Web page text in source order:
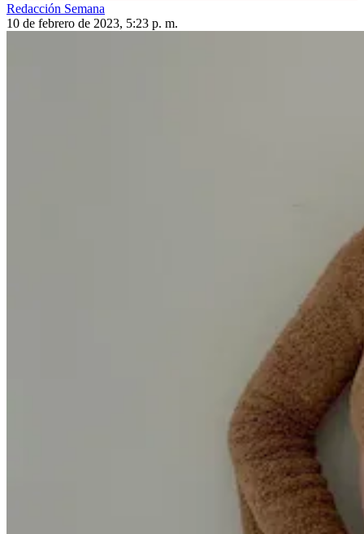
Redacción Semana
10 de febrero de 2023, 5:23 p. m.